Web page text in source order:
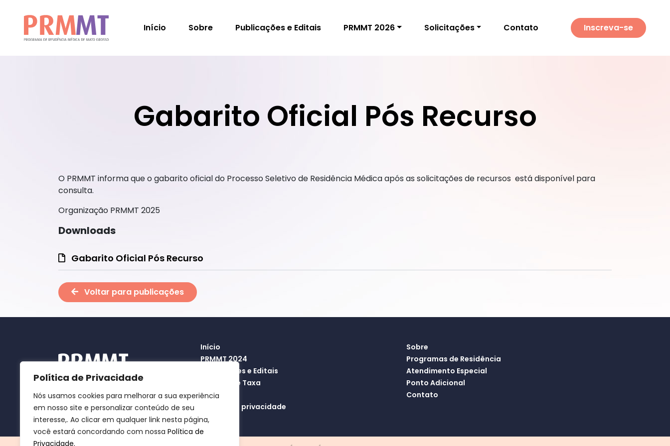
Política de Privacidade
Nós usamos cookies para melhorar a sua experiência
em nosso site e personalizar conteúdo de seu
interesse,. Ao clicar em qualquer link nesta página,
você estará concordando com nossa Política de
Privacidade.
Início Sobre Publicações e Editais PRMMT 2026 Solicitações Contato Inscreva-se
Gabarito Oficial Pós Recurso
O PRMMT informa que o gabarito oficial do Processo Seletivo de Residência Médica após as solicitações de recursos está disponível para
consulta.
Organização PRMMT 2025
Downloads
Gabarito Oficial Pós Recurso
Voltar para publicações
Instagram
Início
Sobre
PRMMT 2024
Programas de Residência
Publicações e Editais
Atendimento Especial
Isenção de Taxa
Ponto Adicional
Recurso
Contato
Política de privacidade